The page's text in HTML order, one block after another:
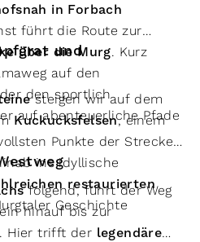
in Forbach
führt die Route zur
über die Murg. Kurz
auf den
den sportlich
auf abenteuerliche Pfade
und
steigen wir auf dem
Kuckucksfelsen, einem
Punkte der Strecke.
ins idyllische
restaurierten
Geschichte
folgend, führt der Weg
hinauf bis zur
. Hier trifft der legendäre